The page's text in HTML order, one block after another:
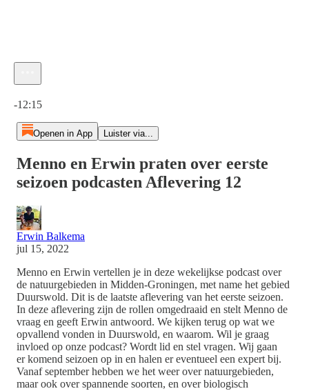
-12:15
Openen in App Luister via...
Menno en Erwin praten over eerste
seizoen podcasten Aflevering 12
Erwin Balkema
jul 15, 2022
Menno en Erwin vertellen je in deze wekelijkse podcast over
de natuurgebieden in Midden-Groningen, met name het gebied
Duurswold. Dit is de laatste aflevering van het eerste seizoen.
In deze aflevering zijn de rollen omgedraaid en stelt Menno de
vraag en geeft Erwin antwoord. We kijken terug op wat we
opvallend vonden in Duurswold, en waarom. Wil je graag
invloed op onze podcast? Wordt lid en stel vragen. Wij gaan
er komend seizoen op in en halen er eventueel een expert bij.
Vanaf september hebben we het weer over natuurgebieden,
maar ook over spannende soorten, en over biologisch